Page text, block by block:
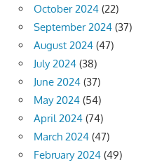
October 2024 (22)
September 2024 (37)
August 2024 (47)
July 2024 (38)
June 2024 (37)
May 2024 (54)
April 2024 (74)
March 2024 (47)
February 2024 (49)